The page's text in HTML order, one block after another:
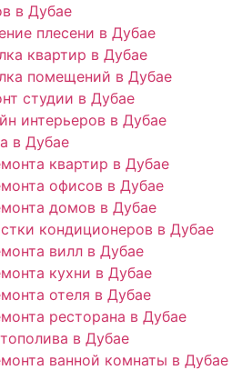
в Дубае
плесени в Дубае
квартир в Дубае
помещений в Дубае
студии в Дубае
интерьеров в Дубае
в Дубае
квартир в Дубае
офисов в Дубае
домов в Дубае
кондиционеров в Дубае
вилл в Дубае
кухни в Дубае
отеля в Дубае
ресторана в Дубае
в Дубае
ванной комнаты в Дубае